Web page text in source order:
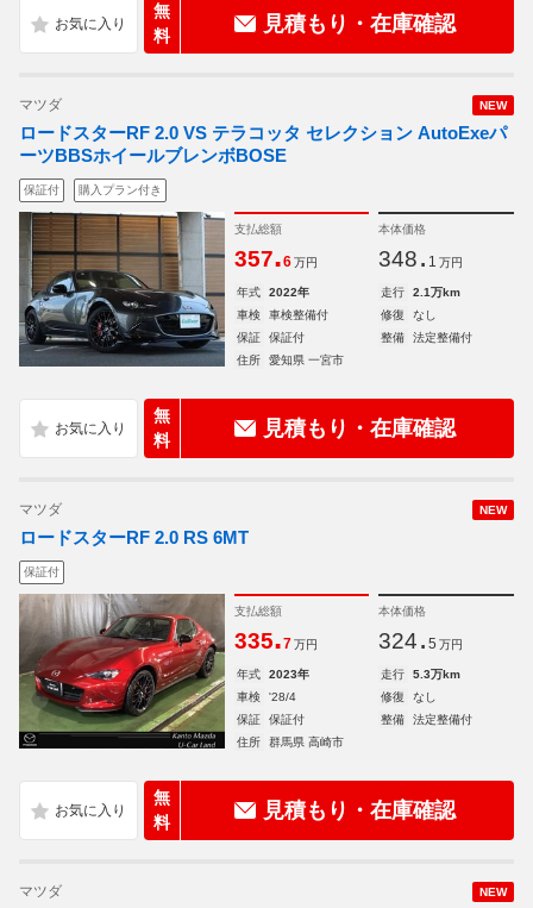
無
料
見積もり・在庫確認
NEW
マツダ
ロードスターRF 2.0 VS テラコッタ セレクション AutoExeパ
ーツBBSホイールブレンボBOSE
保証付 購入プラン付き
支払総額
357.6 万円
本体価格
348. 1 万円
年式 2022年 走行
2.1万km
車検
車検整備付 修復
なし
保証
保証付 整備
法定整備付
住所
愛知県 一宮市
無
料
見積もり・在庫確認
NEW
マツダ
ロードスターRF 2.0 RS 6MT
保証付
支払総額
335.7 万円
本体価格
324. 5 万円
年式 2023年 走行
5.3万km
車検
'28/4 修復
なし
保証
保証付 整備
法定整備付
住所
群馬県 高崎市
無
料
見積もり・在庫確認
NEW
マツダ